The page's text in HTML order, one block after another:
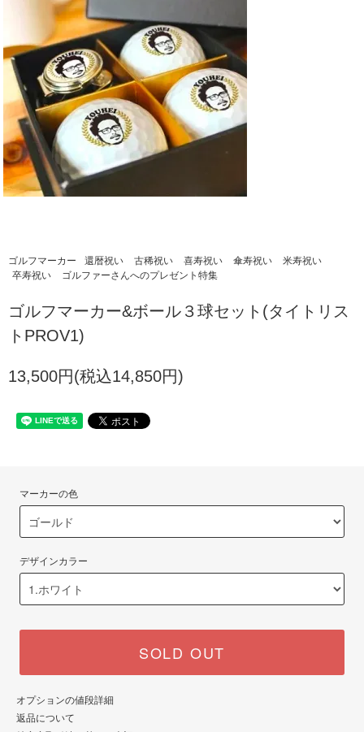
ゴルフマーカー 還暦祝い 古稀祝い 喜寿祝い 傘寿祝い
米寿祝い
卒寿祝い
ゴルファーさんへのプレゼント特集
ゴルフマーカー&ボール３球セット(タイトリス
トPROV1)
13,500円(税込14,850円)
マーカーの色
デザインカラー
SOLD OUT
オプションの値段詳細
返品について